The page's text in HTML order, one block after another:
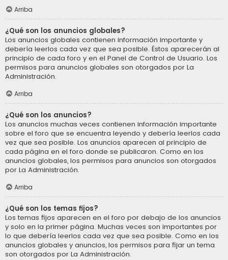
Arriba
¿Qué son los anuncios globales?
Los anuncios globales contienen información importante y
debería leerlos cada vez que sea posible. Éstos aparecerán al
principio de cada foro y en el Panel de Control de Usuario. Los
permisos para anuncios globales son otorgados por La
Administración.
Arriba
¿Qué son los anuncios?
Los anuncios muchas veces contienen información importante
sobre el foro que se encuentra leyendo y debería leerlos cada
vez que sea posible. Los anuncios aparecen al principio de
cada página en el foro donde se publicaron. Como en los
anuncios globales, los permisos para anuncios son otorgados
por La Administración.
Arriba
¿Qué son los temas fijos?
Los temas fijos aparecen en el foro por debajo de los anuncios
y solo en la primer página. Muchas veces son importantes por
lo que debería leerlos cada vez que sea posible. Como en los
anuncios globales y anuncios, los permisos para fijar un tema
son otorgados por La Administración.